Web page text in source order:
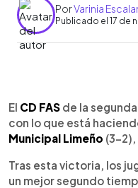
PorVarinia
Publicado el 17 de
► Escuchar
El CD FAS de la
con lo que está
Municipal Limeño (3-2),
Tras esta victoria, los
un mejor segundo